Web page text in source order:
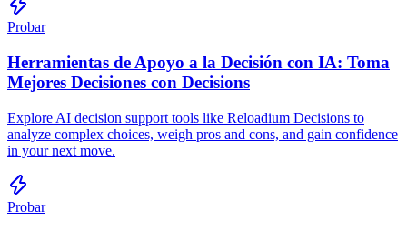
Probar
Herramientas de Apoyo a la Decisión con IA: Toma
Mejores Decisiones con Decisions
Explore AI decision support tools like Reloadium Decisions to
analyze complex choices, weigh pros and cons, and gain confidence
in your next move.
Probar